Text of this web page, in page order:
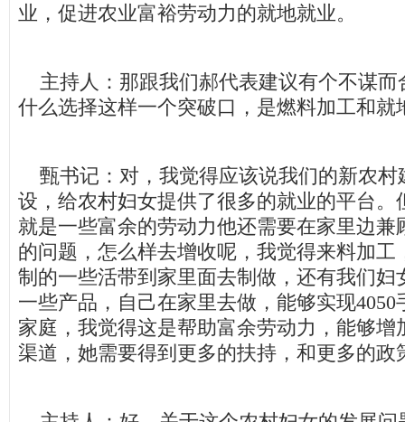
业，促进农业富裕劳动力的就地就业。
主持人：那跟我们郝代表建议有个不谋而
什么选择这样一个突破口，是燃料加工和就
甄书记：对，我觉得应该说我们的新农村
设，给农村妇女提供了很多的就业的平台。
就是一些富余的劳动力他还需要在家里边兼
的问题，怎么样去增收呢，我觉得来料加工
制的一些活带到家里面去制做，还有我们妇
一些产品，自己在家里去做，能够实现
家庭，我觉得这是帮助富余劳动力，能够增
渠道，她需要得到更多的扶持，和更多的政